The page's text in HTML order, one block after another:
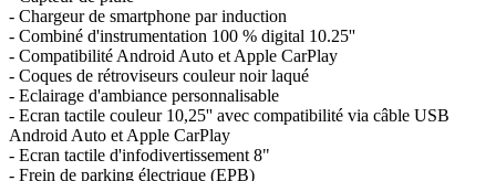
- Chargeur de smartphone par induction
- Combiné d'instrumentation 100 % digital 10.25''
- Compatibilité Android Auto et Apple CarPlay
- Coques de rétroviseurs couleur noir laqué
- Eclairage d'ambiance personnalisable
- Ecran tactile couleur 10,25'' avec compatibilité via câble USB
Android Auto et Apple CarPlay
- Ecran tactile d'infodivertissement 8"
- Frein de parking électrique (EPB)